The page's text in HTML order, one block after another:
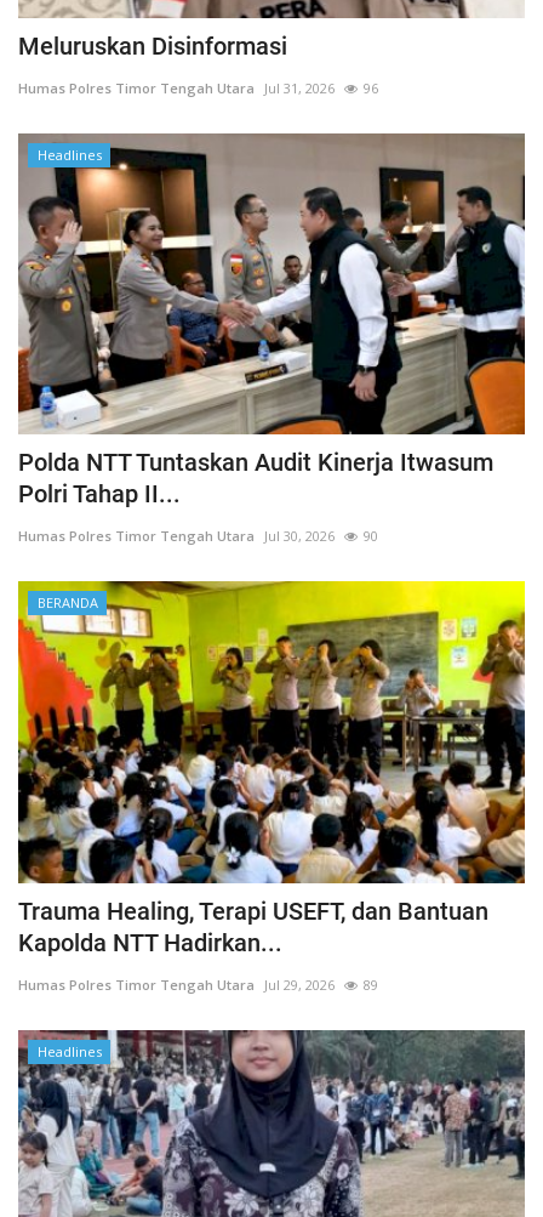
Meluruskan Disinformasi
Humas Polres Timor Tengah Utara Jul 31, 2026 96
Headlines
Polda NTT Tuntaskan Audit Kinerja Itwasum
Polri Tahap II...
Humas Polres Timor Tengah Utara Jul 30, 2026 90
BERANDA
Trauma Healing, Terapi USEFT, dan Bantuan
Kapolda NTT Hadirkan...
Humas Polres Timor Tengah Utara Jul 29, 2026 89
Headlines